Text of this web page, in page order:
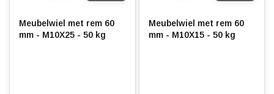
Meubelwiel met rem 60
mm - M10X25 - 50 kg
Meubelwiel met rem 60
mm - M10X15 - 50 kg